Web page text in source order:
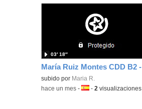
subido por Maria R.
03′ 18″
-hace un mes -Idioma:
-2 visualizaciones